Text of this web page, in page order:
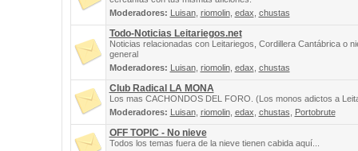
Moderadores: Luisan, riomolin, edax chustas
Todo-Noticias Leitariegos.net
Noticias relacionadas con Leitariegos, Cordillera Cantábrica o
general
Moderadores: Luisan, riomolin, edax chustas
Club Radical LA MONA
Los mas CACHONDOS DEL FORO. (Los monos adictos a
Moderadores: Luisan, riomolin, edax chustas Portobrute
OFF TOPIC - No nieve
Todos los temas fuera de la nieve tienen cabida aquí...